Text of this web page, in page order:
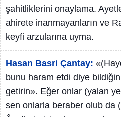
şahitliklerini onaylama.
ahirete inanmayanların ve
keyfi arzularına uyma.
Hasan Basri Çantay:
bunu haram etdi diye
getirin». Eğer onlar (yalan
sen onlarla beraber olub da